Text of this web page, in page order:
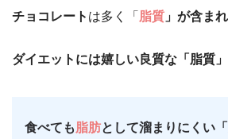
チョコレート は多く「 脂質 」が含ま
ダイエットには嬉しい良質な「脂質」
食べても脂肪として溜まりにくい「